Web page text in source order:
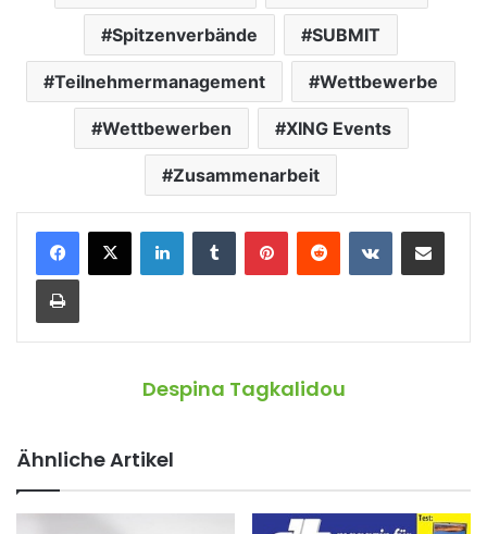
Spitzenverbände SUBMIT
Teilnehmermanagement Wettbewerbe
Wettbewerben XING Events
Zusammenarbeit
Despina Tagkalidou
Ähnliche Artikel